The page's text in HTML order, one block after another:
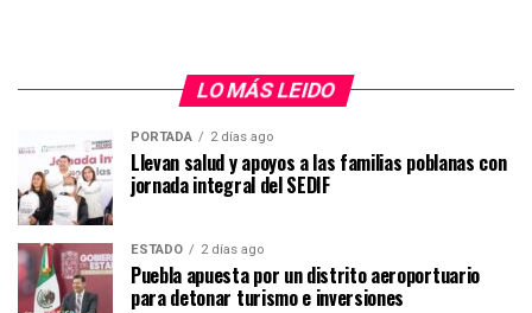
LO MÁS LEIDO
PORTADA 2 días ago
Llevan salud y apoyos a las familias poblanas con
jornada integral del SEDIF
ESTADO 2 días ago
Puebla apuesta por un distrito aeroportuario
para detonar turismo e inversiones